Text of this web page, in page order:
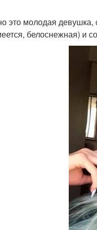
это молодая
белоснежная) и